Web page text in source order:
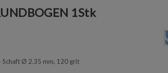
1Stk
Schaft Ø 2.35 mm, 120 grit